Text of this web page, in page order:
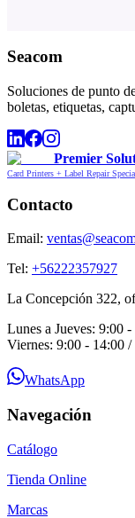
Seacom
Soluciones de punto
boletas, etiquetas,
Premier
Card Printers + Label Repair
Contacto
Email:
Tel: +56222357927
La Concepción 322,
Lunes a Jueves: 9:00
Viernes: 9:00 - 14:00
WhatsApp
Navegación
Catálogo
Tienda Online
Marcas